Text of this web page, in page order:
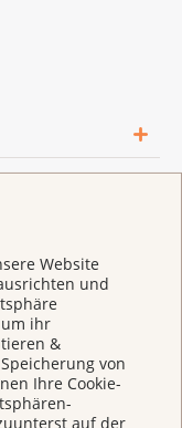
Website
und
ihr
&
von
Ihre Cookie-
auf der